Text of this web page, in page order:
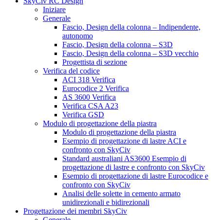
Iniziare
Generale
Fascio, Design della colonna – Indipendente,
autonomo
Fascio, Design della colonna – S3D
Fascio, Design della colonna – S3D vecchio
Progettista di sezione
Verifica del codice
ACI 318 Verifica
Eurocodice 2 Verifica
AS 3600 Verifica
Verifica CSA A23
Verifica GSD
Modulo di progettazione della piastra
Modulo di progettazione della piastra
Esempio di progettazione di lastre ACI e
confronto con SkyCiv
Standard australiani AS3600 Esempio di
progettazione di lastre e confronto con SkyCiv
Esempio di progettazione di lastre Eurocodice e
confronto con SkyCiv
Analisi delle solette in cemento armato
unidirezionali e bidirezionali
Progettazione dei membri SkyCiv